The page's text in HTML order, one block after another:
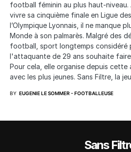
football féminin au plus haut-niveau.
vivre sa cinquième finale en Ligue
l’Olympique Lyonnais, il ne manque
Monde à son palmarès. Malgré des
football, sport longtemps considéré
l'attaquante de 29 ans souhaite
Pour cela, elle organise depuis cette
avec les plus jeunes. Sans Filtre, la
BY EUGENIE LE SOMMER - FOOTBALLEUSE
Sans